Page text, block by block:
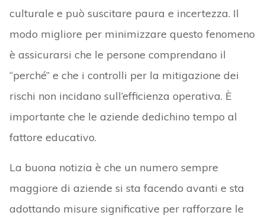
culturale e può suscitare paura e incertezza. Il
modo migliore per minimizzare questo fenomeno
è assicurarsi che le persone comprendano il
“perché” e che i controlli per la mitigazione dei
rischi non incidano sull’efficienza operativa. È
importante che le aziende dedichino tempo al
fattore educativo.
La buona notizia è che un numero sempre
maggiore di aziende si sta facendo avanti e sta
adottando misure significative per rafforzare le